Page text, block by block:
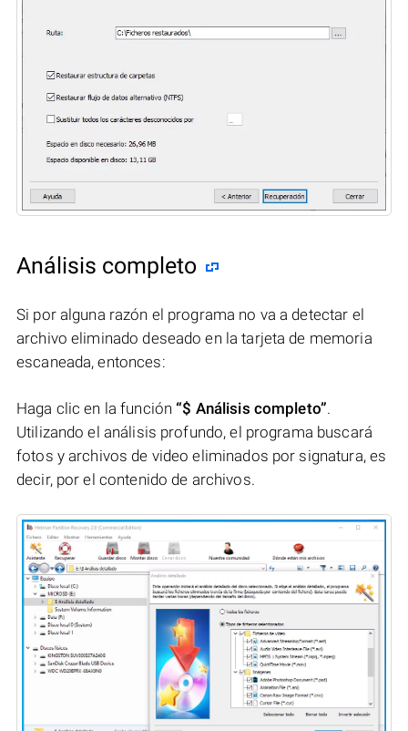
Análisis completo
Si por alguna razón el programa no va a detectar el
archivo eliminado deseado en la tarjeta de memoria
escaneada, entonces:
Haga clic en la función “$ Análisis completo”.
Utilizando el análisis profundo, el programa buscará
fotos y archivos de video eliminados por signatura, es
decir, por el contenido de archivos.